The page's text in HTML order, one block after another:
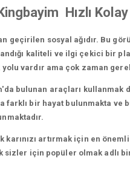
Hızlı
geçirilen sosyal ağıdır. Bu
kaliteli ve ilgi çekici bir
vardır ama çok zaman
bulunan araçları kullanmak
bir hayat bulunmakta
karınızı artırmak için en
sizler için popüler olmak adlı